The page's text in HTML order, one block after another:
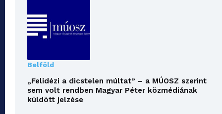
Belföld
„Felidézi a dicstelen múltat” – a MÚOSZ szerint
sem volt rendben Magyar Péter közmédiának
küldött jelzése